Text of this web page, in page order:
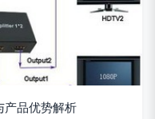
产品优势解析